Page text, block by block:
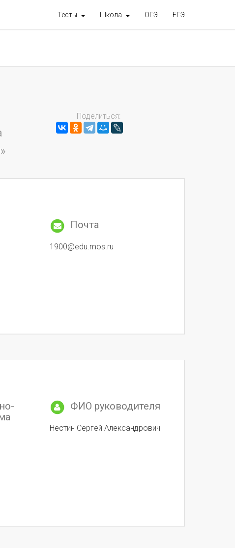
Тесты Школа ОГЭ ЕГЭ
Поделиться:
Почта
1900@edu.mos.ru
ФИО руководителя
Нестин Сергей Александрович